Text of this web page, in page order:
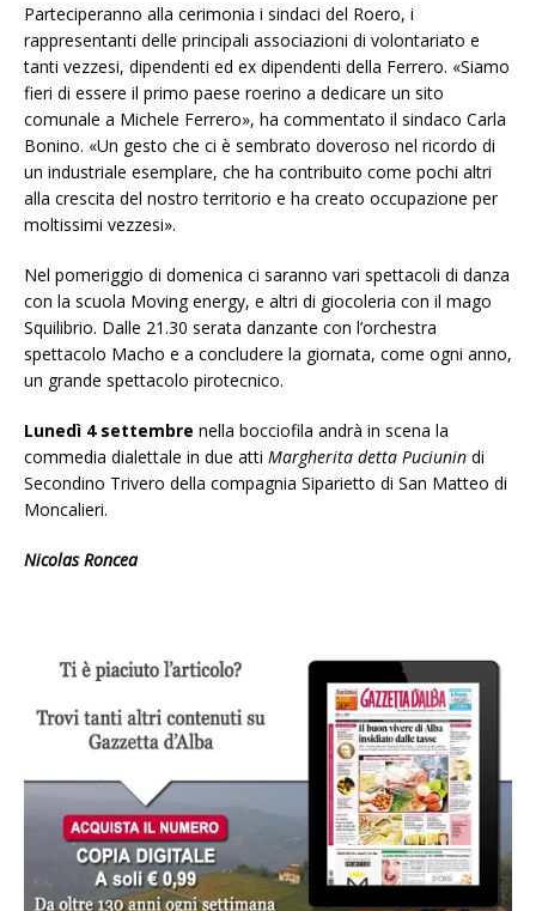
Parteciperanno alla cerimonia i sindaci del Roero, i
rappresentanti delle principali associazioni di volontariato e
tanti vezzesi, dipendenti ed ex dipendenti della Ferrero. «Siamo
fieri di essere il primo paese roerino a dedicare un sito
comunale a Michele Ferrero», ha commentato il sindaco Carla
Bonino. «Un gesto che ci è sembrato doveroso nel ricordo di
un industriale esemplare, che ha contribuito come pochi altri
alla crescita del nostro territorio e ha creato occupazione per
moltissimi vezzesi».
Nel pomeriggio di domenica ci saranno vari spettacoli di danza
con la scuola Moving energy, e altri di giocoleria con il mago
Squilibrio. Dalle 21.30 serata danzante con l’orchestra
spettacolo Macho e a concludere la giornata, come ogni anno,
un grande spettacolo pirotecnico.
Lunedì 4 settembre nella bocciofila andrà in scena la
commedia dialettale in due atti Margherita detta Puciunin di
Secondino Trivero della compagnia Siparietto di San Matteo di
Moncalieri.
Nicolas Roncea